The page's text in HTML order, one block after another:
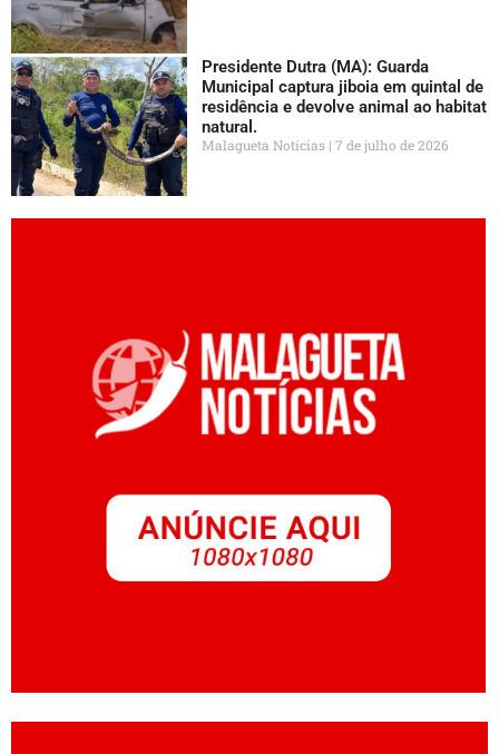
Presidente Dutra (MA): Guarda
Municipal captura jiboia em quintal de
residência e devolve animal ao habitat
natural.
Malagueta Notícias 7 de julho de 2026